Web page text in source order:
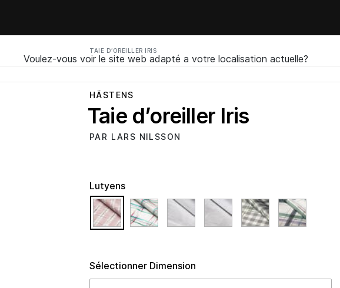
TAIE D’OREILLER IRIS
Voulez-vous voir le site web adapté a votre localisation actuelle?
HÄSTENS
Taie d’oreiller Iris
PAR LARS NILSSON
Sélectionner Dimension
Lutyens
selected